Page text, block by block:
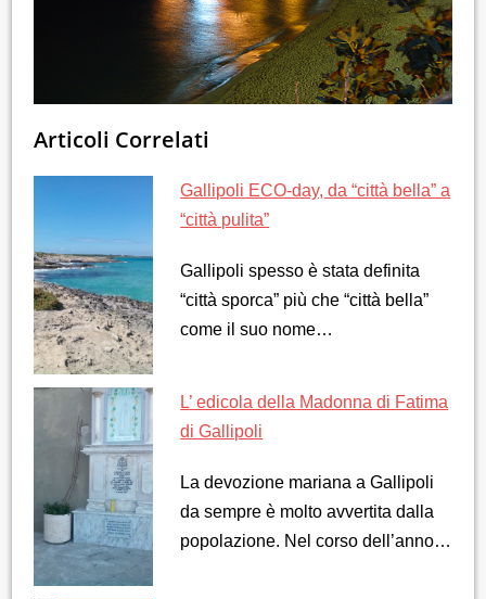
Articoli Correlati
Gallipoli ECO-day, da “città bella” a
“città pulita”
Gallipoli spesso è stata definita
“città sporca” più che “città bella”
come il suo nome…
L’ edicola della Madonna di Fatima
di Gallipoli
La devozione mariana a Gallipoli
da sempre è molto avvertita dalla
popolazione. Nel corso dell’anno…